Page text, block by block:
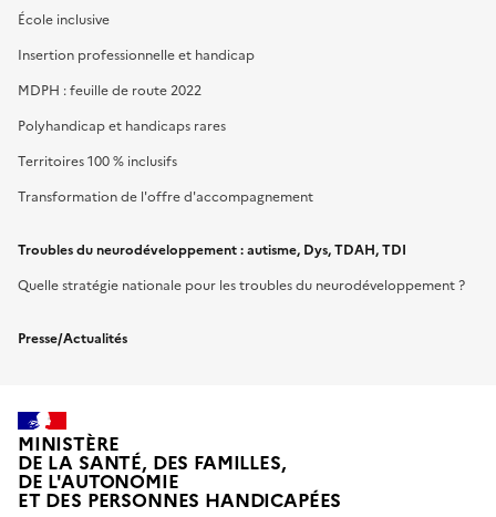
École inclusive
Insertion professionnelle et handicap
MDPH : feuille de route 2022
Polyhandicap et handicaps rares
Territoires 100 % inclusifs
Transformation de l'offre d'accompagnement
Troubles du neurodéveloppement : autisme, Dys, TDAH, TDI
Quelle stratégie nationale pour les troubles du neurodéveloppement ?
Presse/Actualités
MINISTÈRE
DE LA SANTÉ, DES FAMILLES,
DE L'AUTONOMIE
ET DES PERSONNES HANDICAPÉES